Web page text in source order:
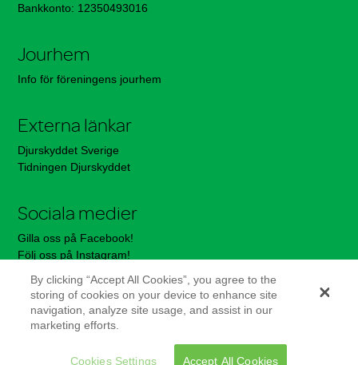
Bankkonto: 12350493016
Jourhem
Info för föreningens jourhem
Externa länkar
Djurskyddet Sverige
Tidningen Djurskyddet
Sociala medier
Gilla oss på Facebook!
Följ oss på Instagram!
—————————–
Integritetspolicy
By clicking “Accept All Cookies”, you agree to the
storing of cookies on your device to enhance site
navigation, analyze site usage, and assist in our
marketing efforts.
Cookies Settings Accept All Cookies